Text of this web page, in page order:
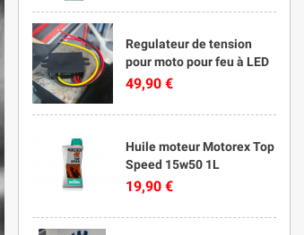
Regulateur de tension
pour moto pour feu à LED
49,90 €
Huile moteur Motorex Top
Speed 15w50 1L
19,90 €